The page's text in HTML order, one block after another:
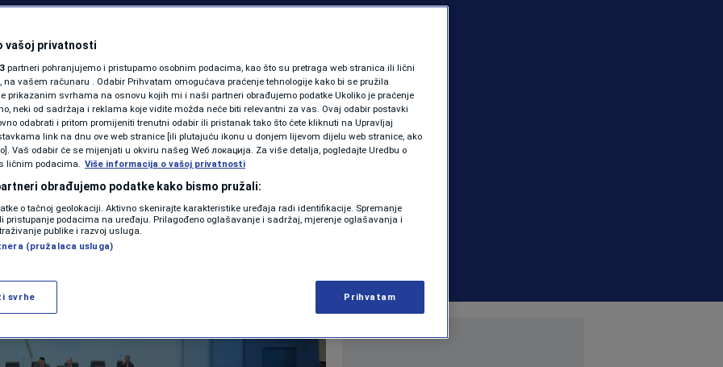
SHOWBIZ
PODCAST
N1 SPECIJAL
FENOMENI
NEISTRAŽENO
VIRALNO
VIDEO
odbor za
i političke
20:29 VIJESTI 0 komentara
Više
vašoj privatnosti
partneri pohranjujemo i pristupamo osobnim podacima, kao što su pretraga web stranica ili lični
na vašem računaru . Odabir Prihvatam omogućava praćenje tehnologije kako bi se pružila
prikazanim svrhama na osnovu kojih mi i naši partneri obrađujemo podatke Ukoliko je praćenje
neki od sadržaja i reklama koje vidite možda neće biti relevantni za vas. Ovaj odabir postavki
odabrati i pritom promijeniti trenutni odabir ili pristanak tako što ćete kliknuti na Upravljaj
link na dnu ove web stranice [ili plutajuću ikonu u donjem lijevom dijelu web stranice, ako
Vaš odabir će se mijenjati u okviru našeg Wеб локација. Za više detalja, pogledajte Uredbu o
ličnim podacima. Više informacija o vašoj privatnosti
obrađujemo podatke kako bismo pružali:
o tačnoj geolokaciji. Aktivno skenirajte karakteristike uređaja radi identifikacije. Spremanje
pristupanje podacima na uređaju. Prilagođeno oglašavanje i sadržaj, mjerenje oglašavanja i
publike i razvoj usluga.
(pružalaca usluga)
svrhe Prihvatam